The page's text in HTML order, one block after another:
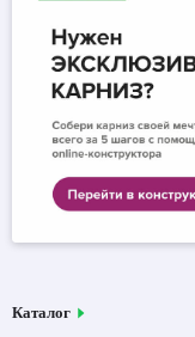
Каталог